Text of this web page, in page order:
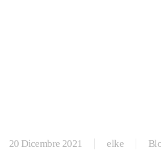
20 Dicembre 2021 elke